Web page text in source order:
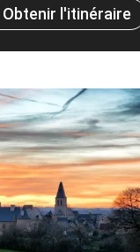
Obtenir l'itinéraire